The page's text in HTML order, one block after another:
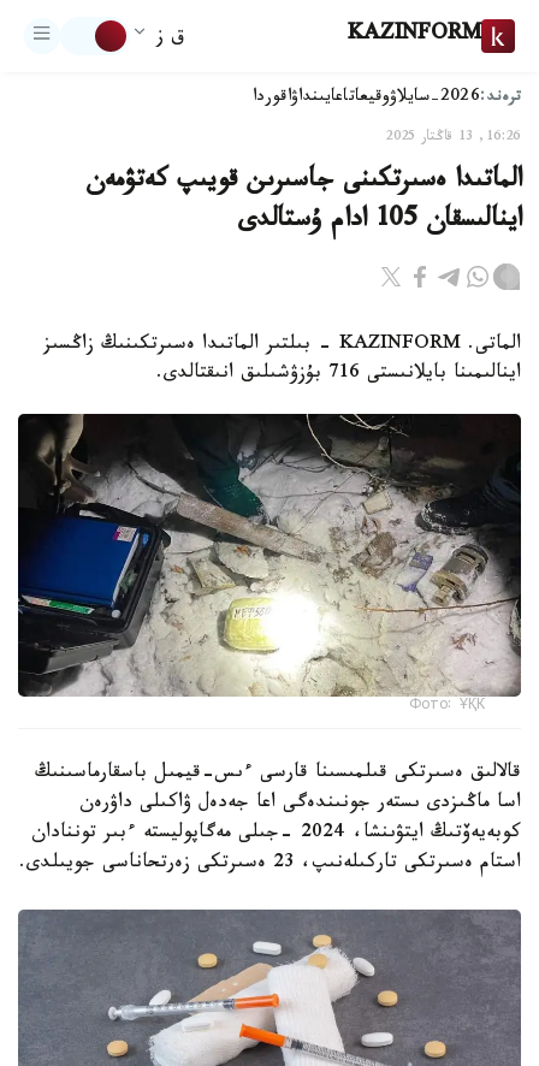
KAZINFORM ق ز
ترەند:2026-سايلاۋ وقيعاتاعايىنداۋاقوردا
16:26, 13 قاڭتار 2025
الماتىدا ەسىرتكىنى جاسىرىن قويىپ كەتۋمەن
اينالىسقان 105 ادام ۇستالدى
الماتى. KAZINFORM - بىلتىر الماتىدا ەسىرتكىنىڭ زاڭسىز
اينالىمىنا بايلانىستى 716 بۇزۋشىلىق انىقتالدى.
Фото: ҰҚК
قالالىق ەسىرتكى قىلمىسىنا قارسى ءىس-قيمىل باسقارماسىنىڭ
اسا ماڭىزدى ىستەر جونىندەگى اعا جەدەل ۋاكىلى داۋرەن
كوبەيەۆتىڭ ايتۋىنشا، 2024 -جىلى مەگاپوليستە ءبىر توننادان
استام ەسىرتكى تاركىلەنىپ، 23 ەسىرتكى زەرتحاناسى جويىلدى.